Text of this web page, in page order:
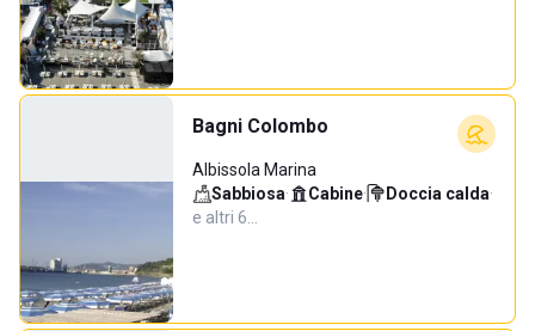
Bagni Colombo
Albissola Marina
Sabbiosa· Cabine· Doccia calda·
e altri 6…